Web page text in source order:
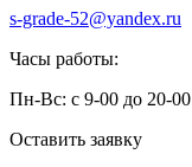
s-grade-52@yandex.ru
Часы работы:
Пн-Вс: с 9-00 до 20-00
Оставить заявку